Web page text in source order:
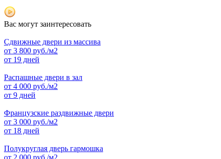
Вас могут заинтересовать
Сдвижные двери из массива
от 3 800 руб./м2
от 19 дней
Распашные двери в зал
от 4 000 руб./м2
от 9 дней
Французские раздвижные двери
от 3 000 руб./м2
от 18 дней
Полукруглая дверь гармошка
от 2 000 руб./м2